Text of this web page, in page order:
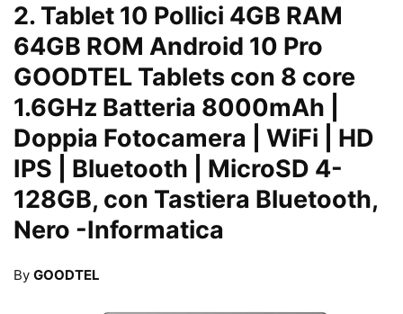
2. Tablet 10 Pollici 4GB RAM
64GB ROM Android 10 Pro
GOODTEL Tablets con 8 core
1.6GHz Batteria 8000mAh |
Doppia Fotocamera | WiFi | HD
IPS | Bluetooth | MicroSD 4-
128GB, con Tastiera Bluetooth,
Nero -Informatica
By GOODTEL